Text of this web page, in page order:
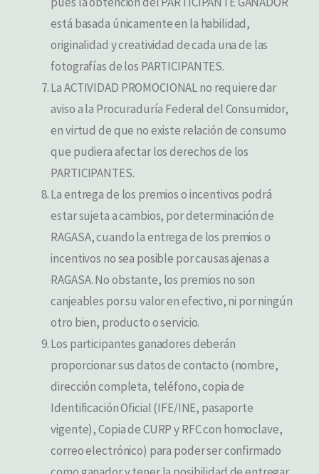
pues la obtención del PARTICIPANTE GANADOR
está basada únicamente en la habilidad,
originalidad y creatividad de cada una de las
fotografías de los PARTICIPANTES.
La ACTIVIDAD PROMOCIONAL no requiere dar
aviso a la Procuraduría Federal del Consumidor,
en virtud de que no existe relación de consumo
que pudiera afectar los derechos de los
PARTICIPANTES.
La entrega de los premios o incentivos podrá
estar sujeta a cambios, por determinación de
RAGASA, cuando la entrega de los premios o
incentivos no sea posible por causas ajenas a
RAGASA. No obstante, los premios no son
canjeables por su valor en efectivo, ni por ningún
otro bien, producto o servicio.
Los participantes ganadores deberán
proporcionar sus datos de contacto (nombre,
dirección completa, teléfono, copia de
Identificación Oficial (IFE/INE, pasaporte
vigente), Copia de CURP y RFC con homoclave,
correo electrónico) para poder ser confirmado